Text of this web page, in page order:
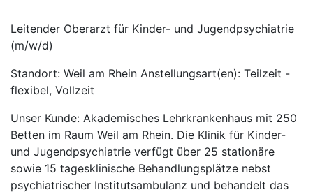
Leitender Oberarzt für Kinder- und Jugendpsychiatrie
(m/w/d)
Standort: Weil am Rhein Anstellungsart(en): Teilzeit -
flexibel, Vollzeit
Unser Kunde: Akademisches Lehrkrankenhaus mit 250
Betten im Raum Weil am Rhein. Die Klinik für Kinder-
und Jugendpsychiatrie verfügt über 25 stationäre
sowie 15 tagesklinische Behandlungsplätze nebst
psychiatrischer Institutsambulanz und behandelt das